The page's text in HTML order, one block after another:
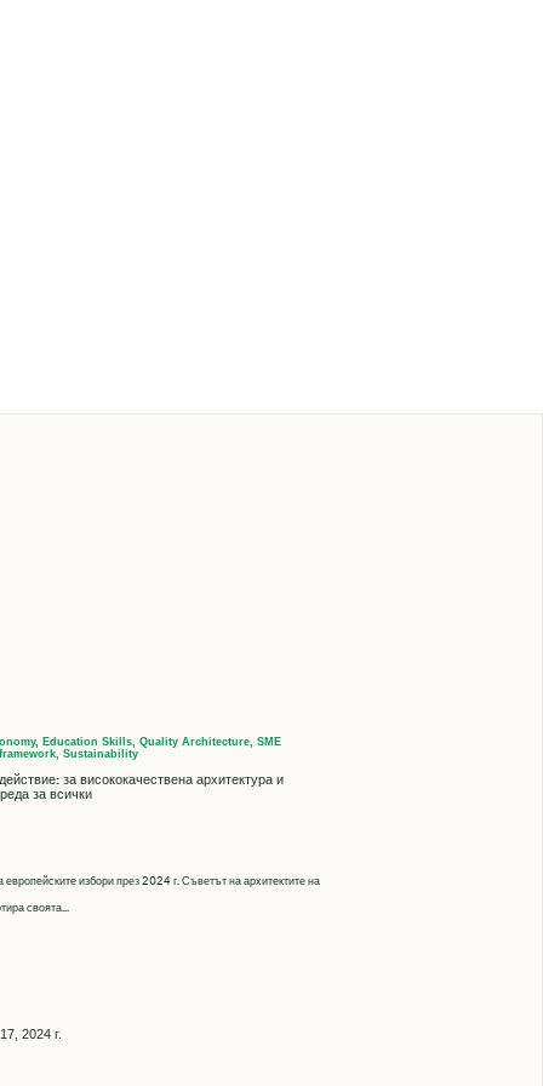
Education Skills, Quality Architecture, SME
Sustainability
за висококачествена архитектура и
за всички
европейските избори през 2024 г. Съветът на архитектите на
своята...
2024 г.